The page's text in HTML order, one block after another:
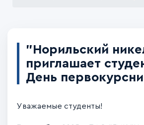
"Норильский
приглашает
День
Уважаемые студенты!